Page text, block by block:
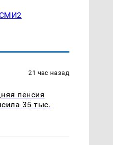
21 час назад
пенсия
35 тыс.